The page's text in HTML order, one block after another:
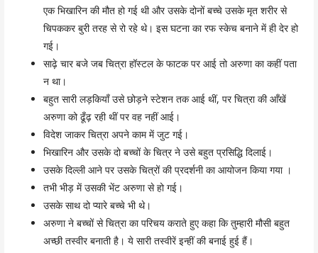
एक भिखारिन की मौत हो गई थी और उसके दोनों बच्चे उसके मृत शरीर से
चिपककर बुरी तरह से रो रहे थे। इस घटना का रफ स्केच बनाने में ही देर हो
गई।
साढ़े चार बजे जब चित्रा हॉस्टल के फाटक पर आई तो अरुणा का कहीं पता
न था।
बहुत सारी लड़कियाँ उसे छोड़ने स्टेशन तक आई थीं, पर चित्रा की आँखें
अरुणा को ढूँढ़ रही थीं पर वह नहीं आई।
विदेश जाकर चित्रा अपने काम में जुट गई।
भिखारिन और उसके दो बच्चों के चित्र ने उसे बहुत प्रसिद्धि दिलाई।
उसके दिल्ली आने पर उसके चित्रों की प्रदर्शनी का आयोजन किया गया ।
तभी भीड़ में उसकी भेंट अरुणा से हो गई।
उसके साथ दो प्यारे बच्चे भी थे।
अरुणा ने बच्चों से चित्रा का परिचय कराते हुए कहा कि तुम्हारी मौसी बहुत
अच्छी तस्वीर बनाती है। ये सारी तस्वीरें इन्हीं की बनाई हुई हैं।